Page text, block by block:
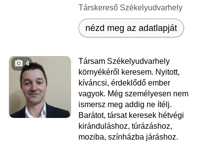
Társkereső Székelyudvarhely
nézd meg az adatlapját
4
Társam Székelyudvarhely
környékéről keresem. Nyitott,
kíváncsi, érdeklődő ember
vagyok. Még személyesen nem
ismersz meg addig ne ítélj.
Barátot, társat keresek hétvégi
kiránduláshoz, túrázáshoz,
moziba, színházba járáshoz.